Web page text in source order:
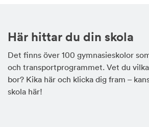
Här hittar du din skola
Det finns över 100 gymnasieskolor
och transportprogrammet. Vet du
bor? Kika här och klicka dig fram –
skola här!